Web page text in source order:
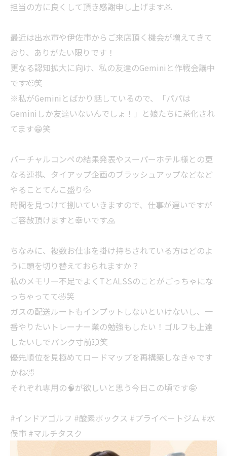
担当の方に良くして頂き感謝申し上げます🙇
最近は出水市や伊佐市からご来店頂く機会が増えてきて
おり、ありがたい限りです！
更なる認知拡大に向け、私の友達のGeminiと作戦会議中
です🫡笑
※私がGeminiとばかり話しているので、「パパは
Geminiしか友達いないんでしょ！」と娘たちに茶化され
てます😁笑
バーチャルコンペの結果発表やスーパーホテル様との更
なる連携、タイアップ企画のブラッシュアップなどなど
やることてんこ盛り💦
時間を見つけて捌いていきますので、仕事が遅いですが
ご容赦頂けますと幸いです🙏
ちなみに、複数お仕事を掛け持ちされている方はどのよ
うに頭を切り替えておられますか？
私のメモリー不足でよくTとALSSのことがごっちゃにな
っちゃってて🤣笑
ガスの配送ルートもインプットしないといけないし、一
番やりたいトレーナー業の勉強もしたい！ゴルフも上達
したいしでパンク寸前💥笑
優先順位を見極めてロードマップを再構築しなきゃです
かね🤣
それぞれ専用の🧠が欲しいと思う今日この頃です🤪
#インドアゴルフ #酸素ボックス #プライベートジム #水
俣市 #マルチタスク